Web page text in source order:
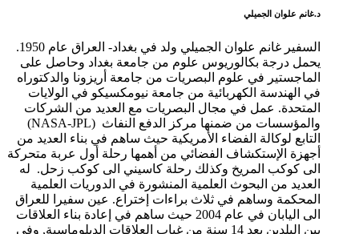
د.غانم علوان الجميلي
السفير غانم علوان الجميلي ولد في بغداد- العراق عام 1950.
يحمل درجة بكالوريوس علوم من جامعة بغداد وحاصل على
الماجستير في علوم البصريات من جامعة أريزونا والدكتوراه
في الهندسة الكهربائية من جامعة نيومكسيكو في الولايات
المتحدة. عمل في مجال البصريات مع العديد من الشركات
والمؤسسات من ضمنها مركز الدفع النفاث (NASA-JPL)
التابع لوكالة الفضاء الأمريكية حيث ساهم في بناء العديد من
أجهزة الإستكشاف الفضائي من أهمها رحلة أول عربة متحركة
الى كوكب المريخ وكذلك رحلة كاسيني الى كوكب زحل. له
العديد من البحوث العلمية المنشورة في الدوريات العلمية
المحكمة وساهم في ثلاث براءات إختراع. عين سفيرا للعراق
الى اليابان في عام 2004 حيث ساهم في إعادة بناء العلاقات
بين البلدين بعد 14 سنة من غياب العلاقات الدبلوماسية, وفي